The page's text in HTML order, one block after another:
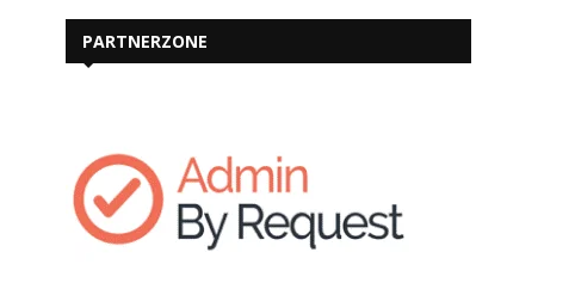
PARTNERZONE